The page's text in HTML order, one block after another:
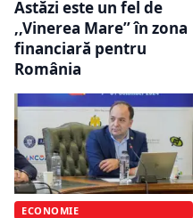
Astăzi este un fel de
,,Vinerea Mare’’ în zona
financiară pentru
România
ECONOMIE